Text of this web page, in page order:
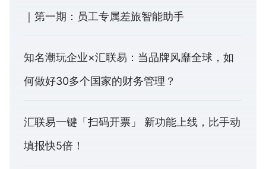
｜第一期：员工专属差旅智能助手
知名潮玩企业×汇联易：当品牌风靡全球，如
何做好30多个国家的财务管理？
汇联易一键「扫码开票」 新功能上线，比手动
填报快5倍！